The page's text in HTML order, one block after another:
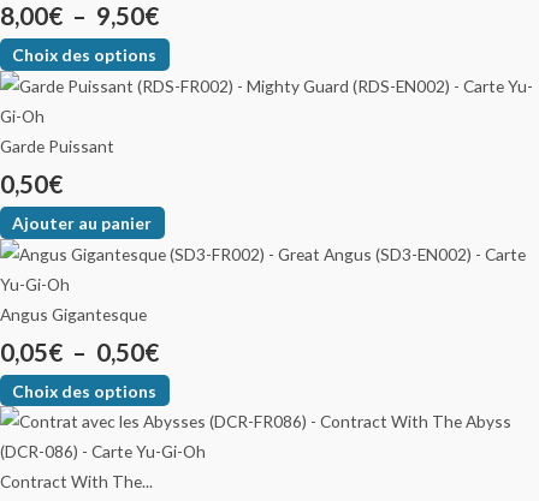
8,00€ – 9,50€
Choix des options
Garde Puissant
0,50€
Ajouter au panier
Angus Gigantesque
0,05€ – 0,50€
Choix des options
Contract With The...